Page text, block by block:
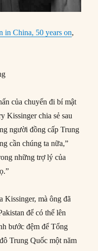
in China, 50 years on,
của chuyến đi bí mật
Kissinger chia sẻ sau
người đồng cấp Trung
cần chúng ta nữa,”
những trợ lý của
Kissinger, mà ông đã
để có thể lên
bước đệm để Tổng
Trung Quốc một năm